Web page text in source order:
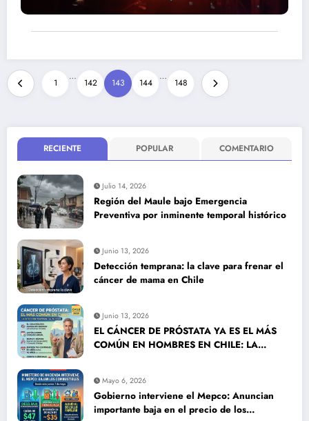
Paginación
de
entradas
1
…
142 143 144
…
148
RECIENTE POPULAR COMENTARIO
Julio 14, 2026
Región del Maule bajo Emergencia
Preventiva por inminente temporal histórico
Junio 13, 2026
Detección temprana: la clave para frenar el
cáncer de mama en Chile
Junio 13, 2026
EL CÁNCER DE PRÓSTATA YA ES EL MÁS
COMÚN EN HOMBRES EN CHILE: LA
Mayo 6, 2026
Gobierno interviene el Mepco: Anuncian
importante baja en el precio de los